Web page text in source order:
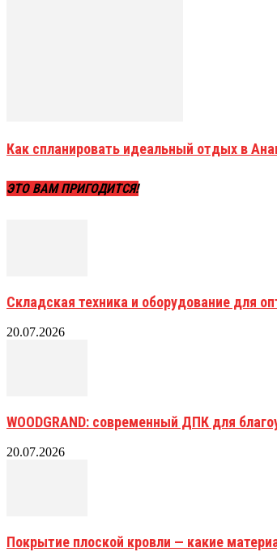
Как спланировать идеальный отдых в
ЭТО ВАМ ПРИГОДИТСЯ!
Складская техника и оборудование для
20.07.2026
WOODGRAND: современный ДПК для
20.07.2026
Покрытие плоской кровли — какие